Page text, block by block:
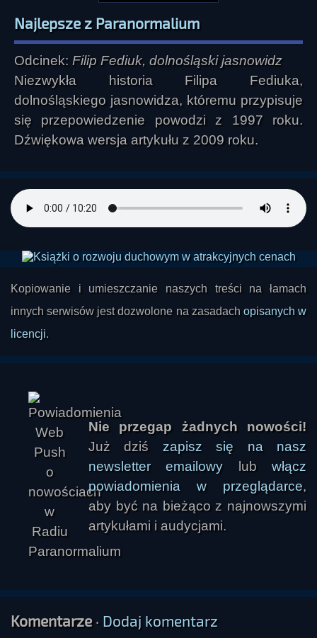
Najlepsze z Paranormalium
Odcinek: Filip Fediuk, dolnośląski jasnowidz
Niezwykła historia Filipa Fediuka,
dolnośląskiego jasnowidza, któremu przypisuje
się przepowiedzenie powodzi z 1997 roku.
Dźwiękowa wersja artykułu z 2009 roku.
Kopiowanie i umieszczanie naszych treści na łamach
innych serwisów jest dozwolone na zasadach opisanych w
licencji.
Nie przegap żadnych nowości!
Już dziś zapisz się na nasz
newsletter emailowy lubwłącz
powiadomienia w przeglądarce,
aby być na bieżąco z najnowszymi
artykułami i audycjami.
Komentarze· Dodaj komentarz